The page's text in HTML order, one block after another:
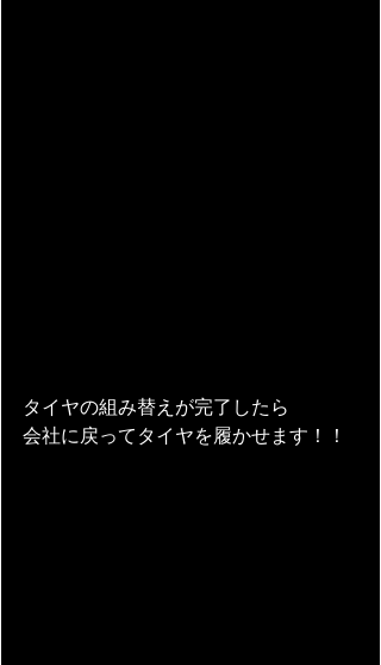
タイヤの組み替えが完了したら
会社に戻ってタイヤを履かせます！！